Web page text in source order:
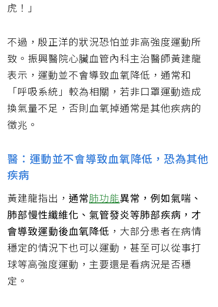
虎！」
不過，殷正洋的狀況恐怕並非高強度運動所
致。振興醫院心臟血管內科主治醫師黃建龍
表示，運動並不會導致血氧降低，通常和
「呼吸系統」較為相關，若非口罩運動造成
換氣量不足，否則血氧掉通常是其他疾病的
徵兆。
醫：運動並不會導致血氧降低，恐為其他
疾病
黃建龍指出， 通常肺功能異常，例如氣喘、
肺部慢性纖維化、氣管發炎等肺部疾病，才
會導致運動後血氧降低 ，大部分患者在病情
穩定的情況下也可以運動，甚至可以從事打
球等高強度運動，主要還是看病況是否穩
定。